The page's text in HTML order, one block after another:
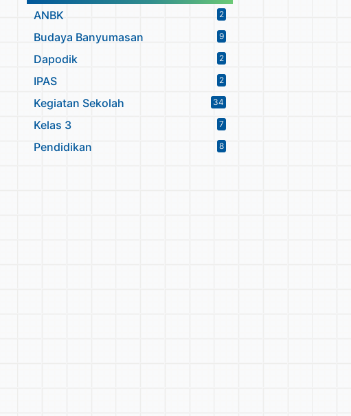
ANBK
2
Budaya Banyumasan 9
Dapodik 2
IPAS 2
Kegiatan Sekolah 34
Kelas 3 7
Pendidikan 8